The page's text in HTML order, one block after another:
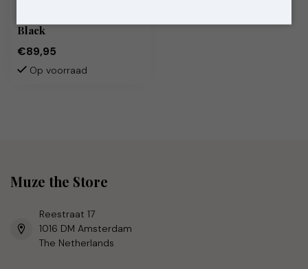
Black
€89,95
Op voorraad
Muze the Store
Reestraat 17
1016 DM Amsterdam
The Netherlands